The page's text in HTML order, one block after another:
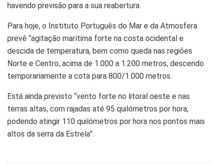
havendo previsão para a sua reabertura.
Para hoje, o Instituto Português do Mar e da Atmosfera
prevê “agitação marítima forte na costa ocidental e
descida de temperatura, bem como queda nas regiões
Norte e Centro, acima de 1.000 a 1.200 metros, descendo
temporariamente a cota para 800/1.000 metros.
Está ainda previsto “vento forte no litoral oeste e nas
terras altas, com rajadas até 95 quilómetros por hora,
podendo atingir 110 quilómetros por hora nos pontos mais
altos da serra da Estrela”.